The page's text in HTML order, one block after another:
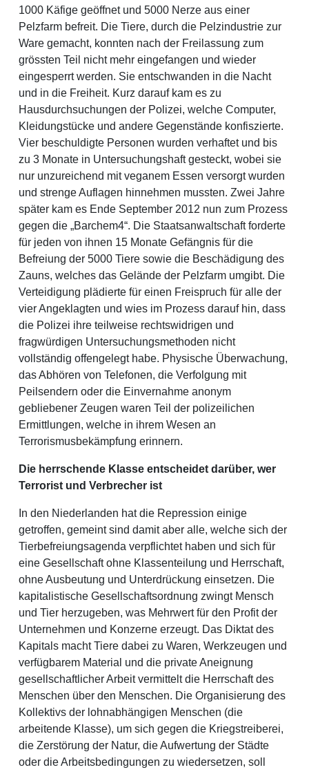
1000 Käfige geöffnet und 5000 Nerze aus einer
Pelzfarm befreit. Die Tiere, durch die Pelzindustrie zur
Ware gemacht, konnten nach der Freilassung zum
grössten Teil nicht mehr eingefangen und wieder
eingesperrt werden. Sie entschwanden in die Nacht
und in die Freiheit. Kurz darauf kam es zu
Hausdurchsuchungen der Polizei, welche Computer,
Kleidungstücke und andere Gegenstände konfiszierte.
Vier beschuldigte Personen wurden verhaftet und bis
zu 3 Monate in Untersuchungshaft gesteckt, wobei sie
nur unzureichend mit veganem Essen versorgt wurden
und strenge Auflagen hinnehmen mussten. Zwei Jahre
später kam es Ende September 2012 nun zum Prozess
gegen die „Barchem4“. Die Staatsanwaltschaft forderte
für jeden von ihnen 15 Monate Gefängnis für die
Befreiung der 5000 Tiere sowie die Beschädigung des
Zauns, welches das Gelände der Pelzfarm umgibt. Die
Verteidigung plädierte für einen Freispruch für alle der
vier Angeklagten und wies im Prozess darauf hin, dass
die Polizei ihre teilweise rechtswidrigen und
fragwürdigen Untersuchungsmethoden nicht
vollständig offengelegt habe. Physische Überwachung,
das Abhören von Telefonen, die Verfolgung mit
Peilsendern oder die Einvernahme anonym
gebliebener Zeugen waren Teil der polizeilichen
Ermittlungen, welche in ihrem Wesen an
Terrorismusbekämpfung erinnern.
Die herrschende Klasse entscheidet darüber, wer
Terrorist und Verbrecher ist
In den Niederlanden hat die Repression einige
getroffen, gemeint sind damit aber alle, welche sich der
Tierbefreiungsagenda verpflichtet haben und sich für
eine Gesellschaft ohne Klassenteilung und Herrschaft,
ohne Ausbeutung und Unterdrückung einsetzen. Die
kapitalistische Gesellschaftsordnung zwingt Mensch
und Tier herzugeben, was Mehrwert für den Profit der
Unternehmen und Konzerne erzeugt. Das Diktat des
Kapitals macht Tiere dabei zu Waren, Werkzeugen und
verfügbarem Material und die private Aneignung
gesellschaftlicher Arbeit vermittelt die Herrschaft des
Menschen über den Menschen. Die Organisierung des
Kollektivs der lohnabhängigen Menschen (die
arbeitende Klasse), um sich gegen die Kriegstreiberei,
die Zerstörung der Natur, die Aufwertung der Städte
oder die Arbeitsbedingungen zu wiedersetzen, soll